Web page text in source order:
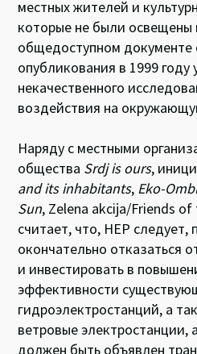
местных жителей и
которые не были освещены
общедоступном документе
опубликования в 1999 году
некачественного
воздействия на
Наряду с местными
общества Srdj is ours,
and its inhabitants, Eko-
Sun, Zelena akcija/Friends
считает, что, НЕР следует,
окончательно отказаться
и инвестировать в
эффективности
гидроэлектростанций, а
ветровые электростанции,
должен быть объявлен